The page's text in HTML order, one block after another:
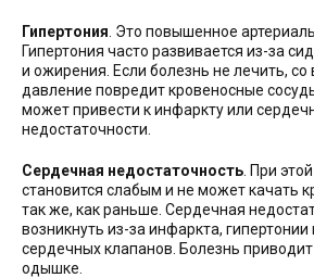
Гипертония . Это повышенное
Гипертония часто развивается из-за
и ожирения. Если болезнь не лечить,
давление повредит кровеносные
может привести к инфаркту или
недостаточности.
Сердечная недостаточность . При
становится слабым и не может качать
так же, как раньше. Сердечная
возникнуть из-за инфаркта, гипертонии
сердечных клапанов. Болезнь приводит
одышке.